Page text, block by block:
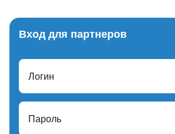
Вход для партнеров
Логин
Пароль